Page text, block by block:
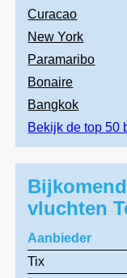
Curacao
New York
Paramaribo
Bonaire
Bangkok
Bekijk de top 50
vluchten
Aanbieder
Tix